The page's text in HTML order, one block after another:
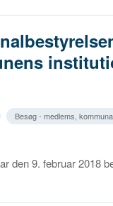
Besøg - medlems,
den 9. februar 2018